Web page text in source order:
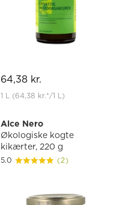
64,38 kr.
1 L (64,38 kr.*/1 L)
Alce Nero
Økologiske kogte
kikærter, 220 g
5.0 (2)